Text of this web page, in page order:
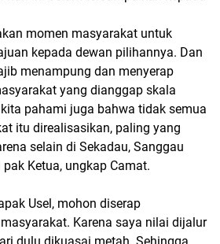
momen masyarakat untuk
kepada dewan pilihannya. Dan
menampung dan menyerap
yang dianggap skala
pahami juga bahwa tidak semua
itu direalisasikan, paling yang
selain di Sekadau, Sanggau
Ketua, ungkap Camat.
Usel, mohon diserap
Karena saya nilai dijalur